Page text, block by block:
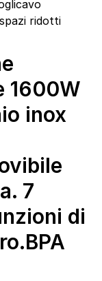
ridotti
1600W
inox
7
di